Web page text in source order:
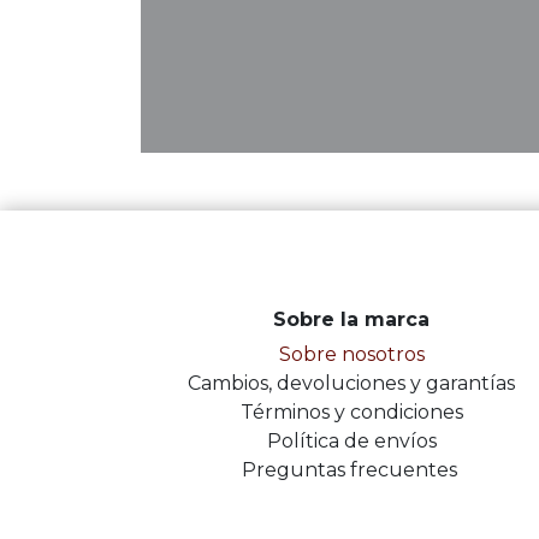
Sobre la marca
Sobre nosotros
Cambios, devoluciones y garantías
Términos y condiciones
Política de envíos
Preguntas frecuentes